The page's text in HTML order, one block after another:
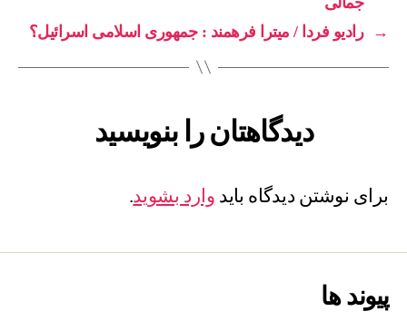
→
رادیو فردا / میترا فرهمند : جمهوری اسلامی اسرائیل؟
دیدگاهتان را بنویسید
برای نوشتن دیدگاه باید وارد بشوید.
پیوند ها